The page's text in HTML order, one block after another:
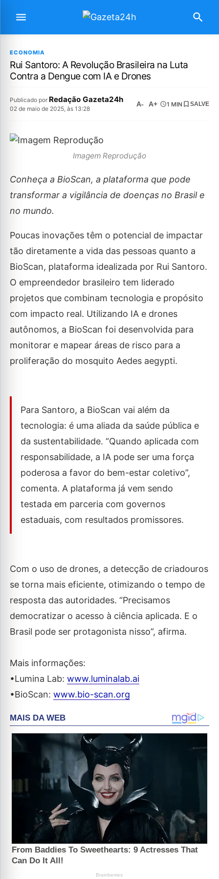
ECONOMIA
Rui Santoro: A Revolução Brasileira na Luta
Contra a Dengue com IA e Drones
Publicado por Redação Gazeta24h
02 de maio de 2025, às 13:28
A- A+ 1 MIN SALVE
Imagem Reprodução
Conheça a BioScan, a plataforma que pode
transformar a vigilância de doenças no Brasil e
no mundo.
Poucas inovações têm o potencial de impactar
tão diretamente a vida das pessoas quanto a
BioScan, plataforma idealizada por Rui Santoro.
O empreendedor brasileiro tem liderado
projetos que combinam tecnologia e propósito
com impacto real. Utilizando IA e drones
autônomos, a BioScan foi desenvolvida para
monitorar e mapear áreas de risco para a
proliferação do mosquito Aedes aegypti.
Para Santoro, a BioScan vai além da
tecnologia: é uma aliada da saúde pública e
da sustentabilidade. “Quando aplicada com
responsabilidade, a IA pode ser uma força
poderosa a favor do bem-estar coletivo”,
comenta. A plataforma já vem sendo
testada em parceria com governos
estaduais, com resultados promissores.
Com o uso de drones, a detecção de criadouros
se torna mais eficiente, otimizando o tempo de
resposta das autoridades. “Precisamos
democratizar o acesso à ciência aplicada. E o
Brasil pode ser protagonista nisso”, afirma.
Mais informações:
•Lumina Lab: www.luminalab.ai
•BioScan: www.bio-scan.org